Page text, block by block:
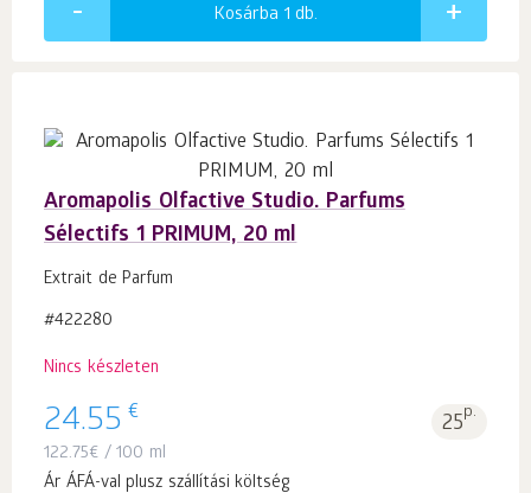
Kosárba 1 db.
Aromapolis Olfactive Studio. Parfums
Sélectifs 1 PRIMUM, 20 ml
Extrait de Parfum
#422280
Nincs készleten
24.55 € 25p.
122.75€ / 100 ml
Ár ÁFÁ-val plusz szállítási költség